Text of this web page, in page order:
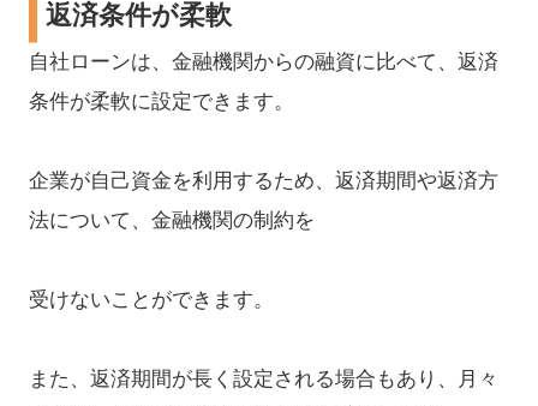
返済条件が柔軟
自社ローンは、金融機関からの融資に比べて、返済
条件が柔軟に設定できます。
企業が自己資金を利用するため、返済期間や返済方
法について、金融機関の制約を
受けないことができます。
また、返済期間が長く設定される場合もあり、月々